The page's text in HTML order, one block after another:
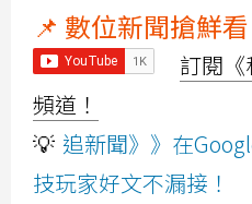
📌 數位新聞搶鮮看
訂閱《
頻道！
💡 追新聞》》在
技玩家好文不漏接！